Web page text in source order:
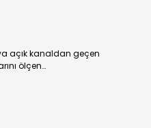
açık kanaldan geçen
ölçen…